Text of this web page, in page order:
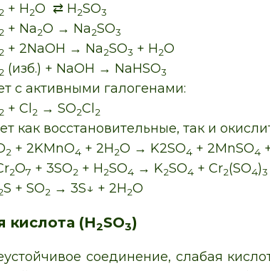
2 + H2O ⇄ H2SO3
2 + Na2O → Na2SO3
2 + 2NaOH → Na2SO3 + H2O
2 (изб.) + NaOH → NaHSO3
с активными галогенами:
2 + Cl 2 → SO2Cl 2
как восстановительные, так и
2 + 2KMnO4 + 2H2O → K2SO4 + 2MnSO4
2O7 + 3SO2 + H2SO4 → K2SO4 + Cr2(SO4)3
S + SO2 → 3S↓ + 2H2O
кислота (H2SO3)
соединение, слабая